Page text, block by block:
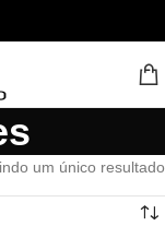
um único resultado